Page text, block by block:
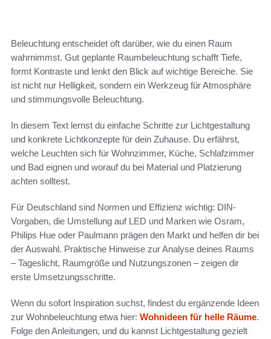
Beleuchtung entscheidet oft darüber, wie du einen Raum
wahrnimmst. Gut geplante Raumbeleuchtung schafft Tiefe,
formt Kontraste und lenkt den Blick auf wichtige Bereiche. Sie
ist nicht nur Helligkeit, sondern ein Werkzeug für Atmosphäre
und stimmungsvolle Beleuchtung.
In diesem Text lernst du einfache Schritte zur Lichtgestaltung
und konkrete Lichtkonzepte für dein Zuhause. Du erfährst,
welche Leuchten sich für Wohnzimmer, Küche, Schlafzimmer
und Bad eignen und worauf du bei Material und Platzierung
achten solltest.
Für Deutschland sind Normen und Effizienz wichtig: DIN-
Vorgaben, die Umstellung auf LED und Marken wie Osram,
Philips Hue oder Paulmann prägen den Markt und helfen dir bei
der Auswahl. Praktische Hinweise zur Analyse deines Raums
– Tageslicht, Raumgröße und Nutzungszonen – zeigen dir
erste Umsetzungsschritte.
Wenn du sofort Inspiration suchst, findest du ergänzende Ideen
zur Wohnbeleuchtung etwa hier: Wohnideen für helle Räume.
Folge den Anleitungen, und du kannst Lichtgestaltung gezielt